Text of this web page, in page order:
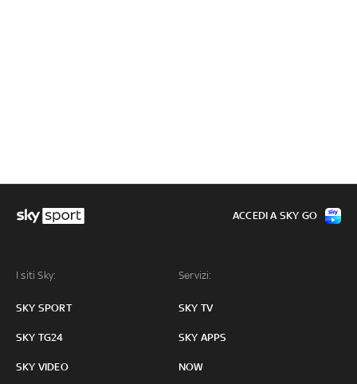
I siti Sky:
SKY SPORT
SKY TG24
SKY VIDEO
Servizi:
SKY TV
SKY APPS
NOW
ACCEDI A SKY GO